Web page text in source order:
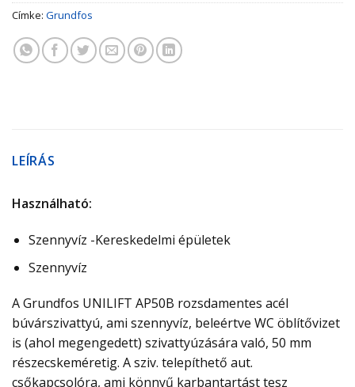
Címke: Grundfos
LEÍRÁS
Használható:
Szennyvíz -Kereskedelmi épületek
Szennyvíz
A Grundfos UNILIFT AP50B rozsdamentes acél
búvárszivattyú, ami szennyvíz, beleértve WC öblítővizet
is (ahol megengedett) szivattyúzására való, 50 mm
részecskeméretig. A sziv. telepíthető aut.
csőkapcsolóra, ami könnyű karbantartást tesz